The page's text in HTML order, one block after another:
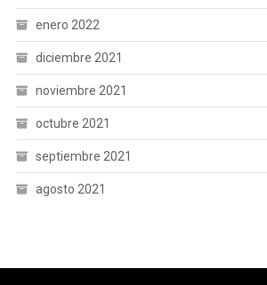
enero 2022
diciembre 2021
noviembre 2021
octubre 2021
septiembre 2021
agosto 2021